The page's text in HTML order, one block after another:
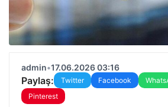
admin•17.06.2026 03:16
Paylaş: Twitter Facebook
Pinterest